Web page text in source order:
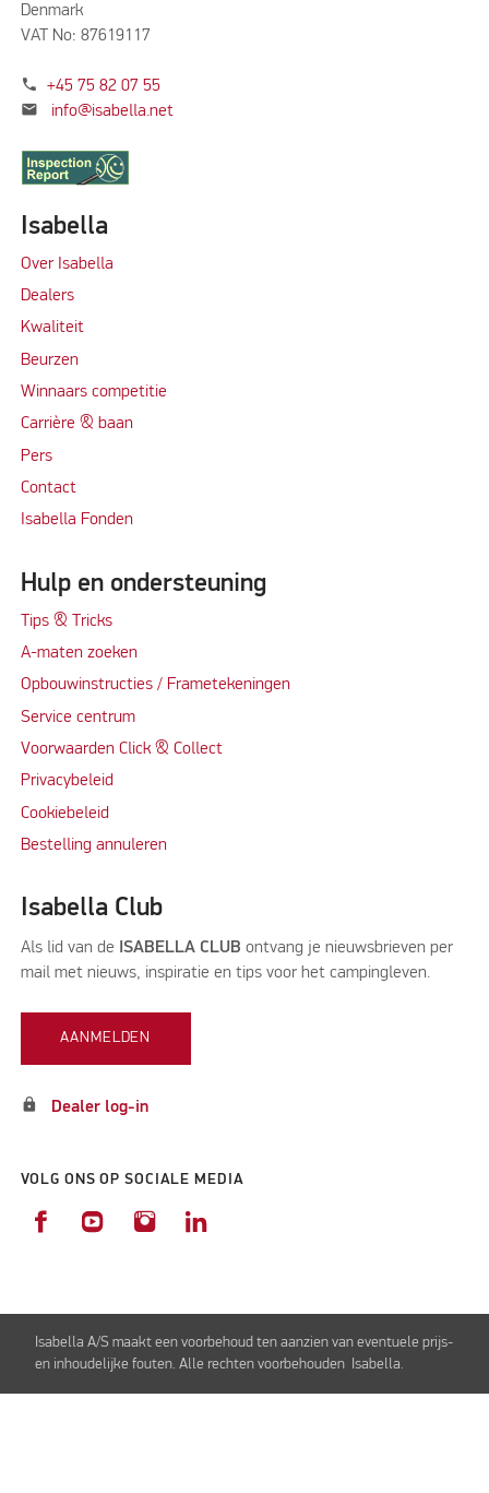
Denmark
VAT No: 87619117
phone +45 75 82 07 55
mail info@isabella.net
Isabella
Over Isabella
Dealers
Kwaliteit
Beurzen
Winnaars competitie
Carrière & baan
Pers
Contact
Isabella Fonden
Hulp en ondersteuning
Tips & Tricks
A-maten zoeken
Opbouwinstructies / Frametekeningen
Service centrum
Voorwaarden Click & Collect
Privacybeleid
Cookiebeleid
Bestelling annuleren
Isabella Club
Als lid van de ISABELLA CLUB ontvang je nieuwsbrieven per
mail met nieuws, inspiratie en tips voor het campingleven.
AANMELDEN
lock Dealer log-in
VOLG ONS OP SOCIALE MEDIA
Isabella A/S maakt een voorbehoud ten aanzien van eventuele prijs-
en inhoudelijke fouten. Alle rechten voorbehouden Isabella.